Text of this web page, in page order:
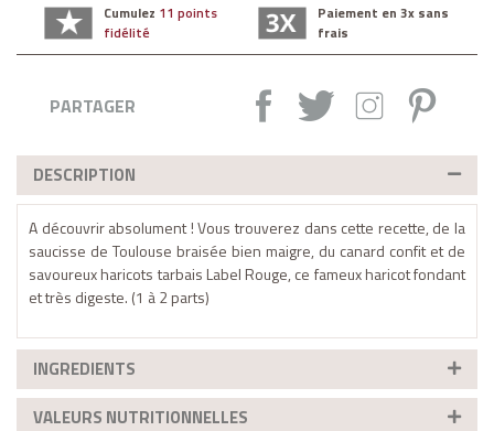
Cumulez 11 points
fidélité
Paiement en 3x sans
frais
PARTAGER Partager :Tweet Instagram
DESCRIPTION
A découvrir absolument ! Vous trouverez dans cette recette, de la
saucisse de Toulouse braisée bien maigre, du canard confit et de
savoureux haricots tarbais Label Rouge, ce fameux haricot fondant
et très digeste. (1 à 2 parts)
INGREDIENTS
VALEURS NUTRITIONNELLES